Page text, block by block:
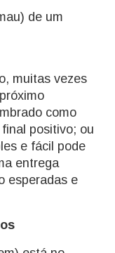
de um
muitas vezes
como
positivo; ou
e fácil pode
entrega
esperadas e